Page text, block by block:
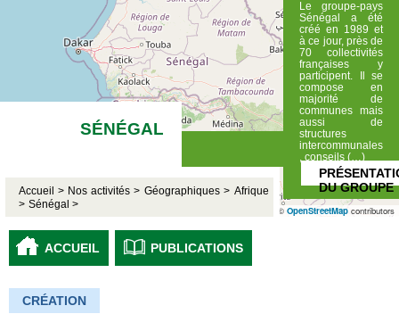
SÉNÉGAL
Accueil > Nos activités > Géographiques > Afrique
> Sénégal >
Le groupe-pays
Sénégal a été
créé en 1989 et
à ce jour, près de
70 collectivités
françaises y
participent. Il se
compose en
majorité de
communes mais
aussi de
structures
intercommunales
, conseils (…)
DU GROUPE
© OpenStreetMap contributors
ACCUEIL PUBLICATIONS
CRÉATION